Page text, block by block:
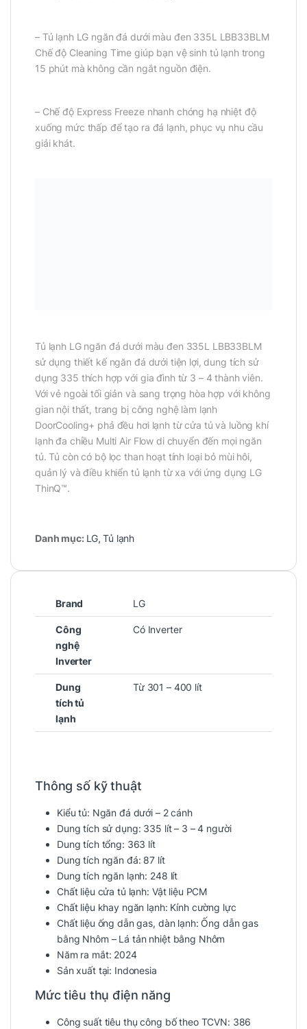
– Tủ lạnh LG ngăn đá dưới màu đen 335L LBB33BLM
Chế độ Cleaning Time giúp bạn vệ sinh tủ lạnh trong
15 phút mà không cần ngắt nguồn điện.
– Chế độ Express Freeze nhanh chóng hạ nhiệt độ
xuống mức thấp để tạo ra đá lạnh, phục vụ nhu cầu
giải khát.
Tủ lạnh LG ngăn đá dưới màu đen 335L LBB33BLM
sử dụng thiết kế ngăn đá dưới tiện lợi, dung tích sử
dụng 335 thích hợp với gia đình từ 3 – 4 thành viên.
Với vẻ ngoài tối giản và sang trọng hòa hợp với không
gian nội thất, trang bị công nghệ làm lạnh
DoorCooling+ phả đều hơi lạnh từ cửa tủ và luồng khí
lạnh đa chiều Multi Air Flow di chuyển đến mọi ngăn
tủ. Tủ còn có bộ lọc than hoạt tính loại bỏ mùi hôi,
quản lý và điều khiển tủ lạnh từ xa với ứng dụng LG
ThinQ™.
Danh mục: LG,Tủ lạnh
Brand LG
Công
nghệ
Inverter
Có Inverter
Dung
tích tủ
lạnh
Từ 301 – 400 lít
Thông số kỹ thuật
Kiểu tủ: Ngăn đá dưới – 2 cánh
Dung tích sử dụng: 335 lít – 3 – 4 người
Dung tích tổng: 363 lít
Dung tích ngăn đá: 87 lít
Dung tích ngăn lạnh: 248 lít
Chất liệu cửa tủ lạnh: Vật liệu PCM
Chất liệu khay ngăn lạnh: Kính cường lực
Chất liệu ống dẫn gas, dàn lạnh:Ống dẫn gas
bằng Nhôm – Lá tản nhiệt bằng Nhôm
Năm ra mắt: 2024
Sản xuất tại: Indonesia
Mức tiêu thụ điện năng
Công suất tiêu thụ công bố theo TCVN: 386